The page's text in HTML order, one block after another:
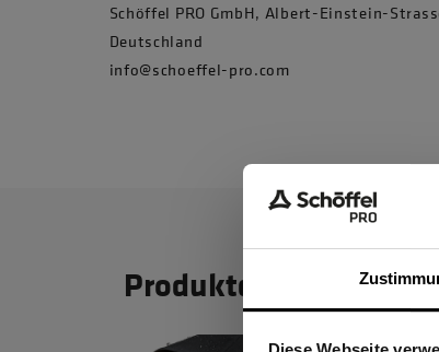
Schöffel PRO GmbH, Albert-Einstein-
Deutschland
info@schoeffel-pro.com
Produktdetails